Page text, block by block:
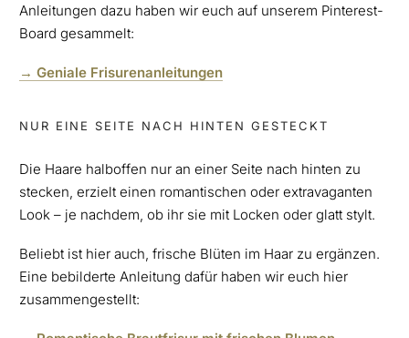
Anleitungen dazu haben wir euch auf unserem Pinterest-
Board gesammelt:
→ Geniale Frisurenanleitungen
NUR EINE SEITE NACH HINTEN GESTECKT
Die Haare halboffen nur an einer Seite nach hinten zu
stecken, erzielt einen romantischen oder extravaganten
Look – je nachdem, ob ihr sie mit Locken oder glatt stylt.
Beliebt ist hier auch, frische Blüten im Haar zu ergänzen.
Eine bebilderte Anleitung dafür haben wir euch hier
zusammengestellt: